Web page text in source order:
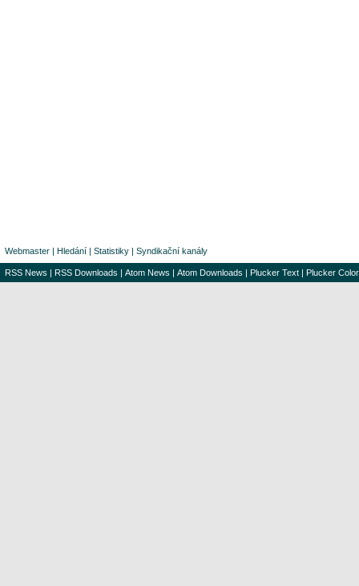
Webmaster | Hledání | Statistiky | Syndikační kanály
RSS News | RSS Downloads | Atom News | Atom Downloads | Plucker Text | Plucker Color